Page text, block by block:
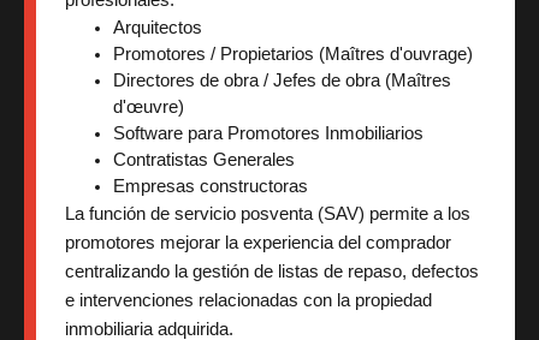
Arquitectos
Promotores / Propietarios (Maîtres d'ouvrage)
Directores de obra / Jefes de obra (Maîtres
d'œuvre)
Software para Promotores Inmobiliarios
Contratistas Generales
Empresas constructoras
La función de servicio posventa (SAV) permite a los
promotores mejorar la experiencia del comprador
centralizando la gestión de listas de repaso, defectos
e intervenciones relacionadas con la propiedad
inmobiliaria adquirida.